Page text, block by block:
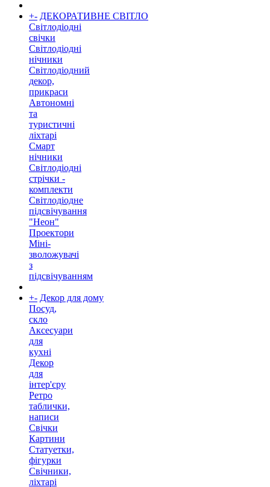
+- ДЕКОРАТИВНЕ СВІТЛО
Світлодіодні
свічки
Світлодіодні
нічники
Світлодіодний
декор,
прикраси
Автономні
та
туристичні
ліхтарі
Смарт
нічники
Світлодіодні
стрічки -
комплекти
Світлодіодне
підсвічування
"Неон"
Проектори
Міні-
зволожувачі
з
підсвічуванням
+- Декор для дому
Посуд,
скло
Аксесуари
для
кухні
Декор
для
інтер'єру
Ретро
таблички,
написи
Свічки
Картини
Статуетки,
фігурки
Свічники,
ліхтарі